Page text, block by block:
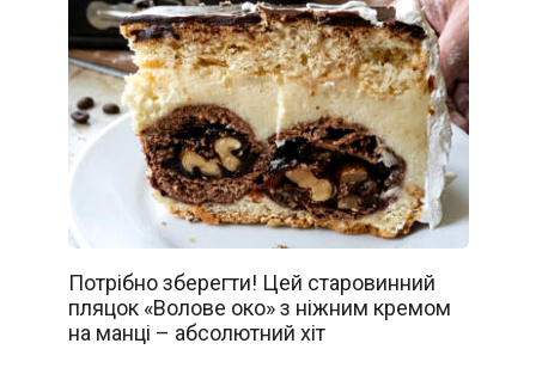
Потрібно зберегти! Цей старовинний
пляцок «Волове око» з ніжним кремом
на манці – абсолютний хіт